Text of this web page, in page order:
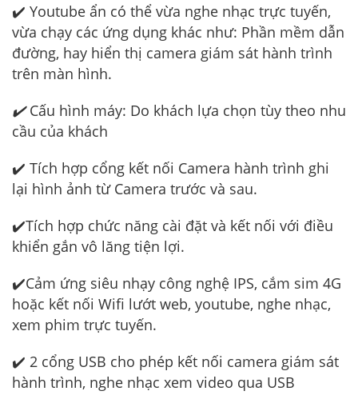
✔️ Youtube ẩn có thể vừa nghe nhạc trực tuyến,
vừa chạy các ứng dụng khác như: Phần mềm dẫn
đường, hay hiển thị camera giám sát hành trình
trên màn hình.
✔️Cấu hình máy: Do khách lựa chọn tùy theo nhu
cầu của khách
✔️ Tích hợp cổng kết nối Camera hành trình ghi
lại hình ảnh từ Camera trước và sau.
✔️Tích hợp chức năng cài đặt và kết nối với điều
khiển gắn vô lăng tiện lợi.
✔️Cảm ứng siêu nhạy công nghệ IPS, cắm sim 4G
hoặc kết nối Wifi lướt web, youtube, nghe nhạc,
xem phim trực tuyến.
✔️ 2 cổng USB cho phép kết nối camera giám sát
hành trình, nghe nhạc xem video qua USB